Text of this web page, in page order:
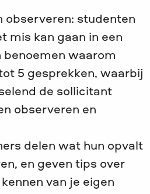
observeren: studenten
mis kan gaan in een
benoemen waarom
5 gesprekken, waarbij
de sollicitant
observeren en
delen wat hun opvalt
en geven tips over
van je eigen